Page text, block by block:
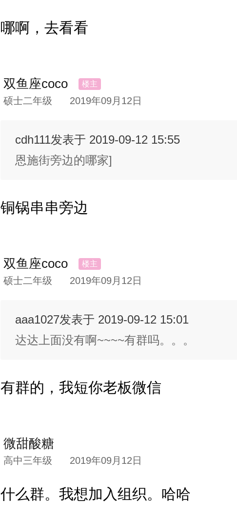
哪啊，去看看
双鱼座coco
硕士二年级 2019年09月12日
cdh111发表于 2019-09-12 15:55
恩施街旁边的哪家]
铜锅串串旁边
双鱼座coco
硕士二年级 2019年09月12日
aaa1027发表于 2019-09-12 15:01
达达上面没有啊~~~~有群吗。。。
有群的，我短你老板微信
微甜酸糖
高中三年级 2019年09月12日
什么群。我想加入组织。哈哈